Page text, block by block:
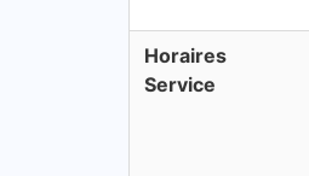
Horaires
Service